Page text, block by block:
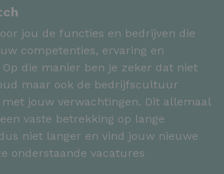
jou de functies en bedrijven die
competenties, ervaring en
die manier ben je zeker dat niet
maar ook de bedrijfscultuur
jouw verwachtingen. Dit allemaal
vaste betrekking op lange
niet langer en vind jouw nieuwe
onderstaande vacatures